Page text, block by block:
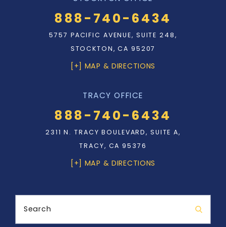
888-740-6434
5757 PACIFIC AVENUE, SUITE 248,
STOCKTON, CA 95207
[+] MAP & DIRECTIONS
TRACY OFFICE
888-740-6434
2311 N. TRACY BOULEVARD, SUITE A,
TRACY, CA 95376
[+] MAP & DIRECTIONS
Search